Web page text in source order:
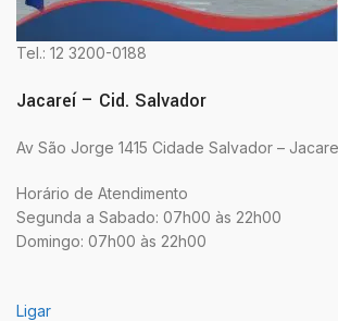
Tel.: 12 3200-0188
Jacareí – Cid. Salvador
Av São Jorge 1415 Cidade Salvador –
Horário de Atendimento
Segunda a Sabado: 07h00 às 22h00
Domingo: 07h00 às 22h00
Ligar